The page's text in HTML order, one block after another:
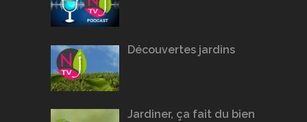
Découvertes jardins
Jardiner, ça fait du bien